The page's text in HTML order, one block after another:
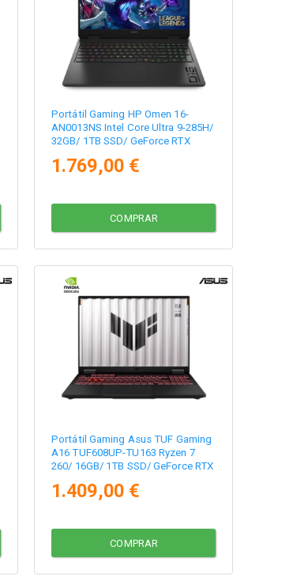
Portátil Gaming HP Omen 16-
AN0013NS Intel Core Ultra 9-285H/
32GB/ 1TB SSD/ GeForce RTX
1.769,00 €
COMPRAR
Portátil Gaming Asus TUF Gaming
A16 TUF608UP-TU163 Ryzen 7
260/ 16GB/ 1TB SSD/ GeForce RTX
1.409,00 €
COMPRAR